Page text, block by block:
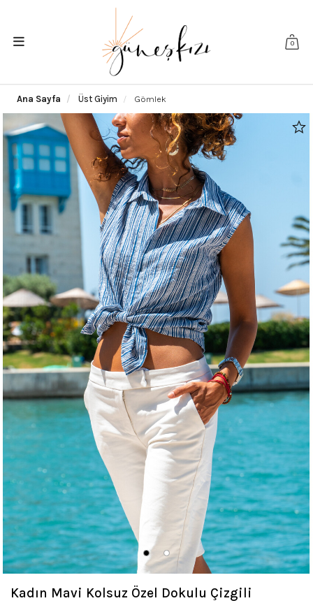
0
Ana Sayfa Üst Giyim Gömlek
Kadın Mavi Kolsuz Özel Dokulu Çizgili